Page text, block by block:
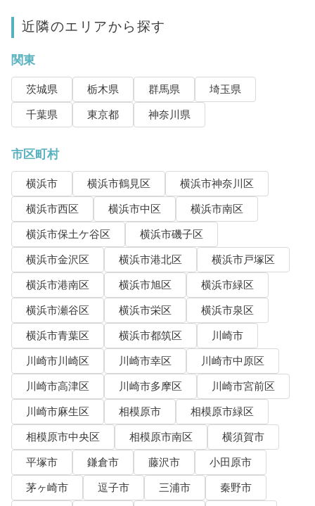
近隣のエリアから探す
関東
茨城県 栃木県 群馬県
埼玉県
千葉県
東京都 神奈川県
市区町村
横浜市 横浜市鶴見区
横浜市神奈川区
横浜市西区
横浜市中区
横浜市南区
横浜市保土ケ谷区
横浜市磯子区
横浜市金沢区
横浜市港北区
横浜市戸塚区
横浜市港南区
横浜市旭区
横浜市緑区
横浜市瀬谷区
横浜市栄区
横浜市泉区
横浜市青葉区
横浜市都筑区
川崎市
川崎市川崎区
川崎市幸区
川崎市中原区
川崎市高津区
川崎市多摩区
川崎市宮前区
川崎市麻生区
相模原市
相模原市緑区
相模原市中央区
相模原市南区
横須賀市
平塚市
鎌倉市 藤沢市
小田原市
茅ヶ崎市
逗子市 三浦市
秦野市